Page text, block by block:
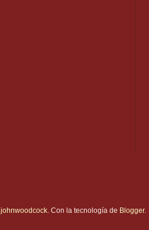
johnwoodcock. Con la tecnología de Blogger.